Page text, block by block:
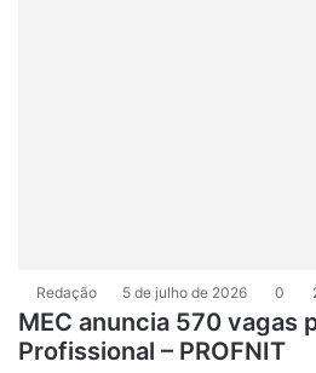
Redação 5 de julho de 2026 0
MEC anuncia 570 vagas
Profissional – PROFNIT